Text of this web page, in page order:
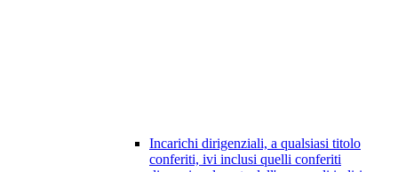
Incarichi dirigenziali, a qualsiasi titolo
conferiti, ivi inclusi quelli conferiti